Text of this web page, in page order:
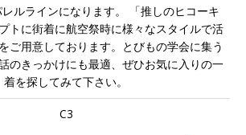
ルラインになります。 「推しのヒコーキ
トに街着に航空祭時に様々なスタイルで活
ご用意しております。とびもの学会に集う
のきっかけにも最適、ぜひお気に入りの一
着を探してみて下さい。
C3